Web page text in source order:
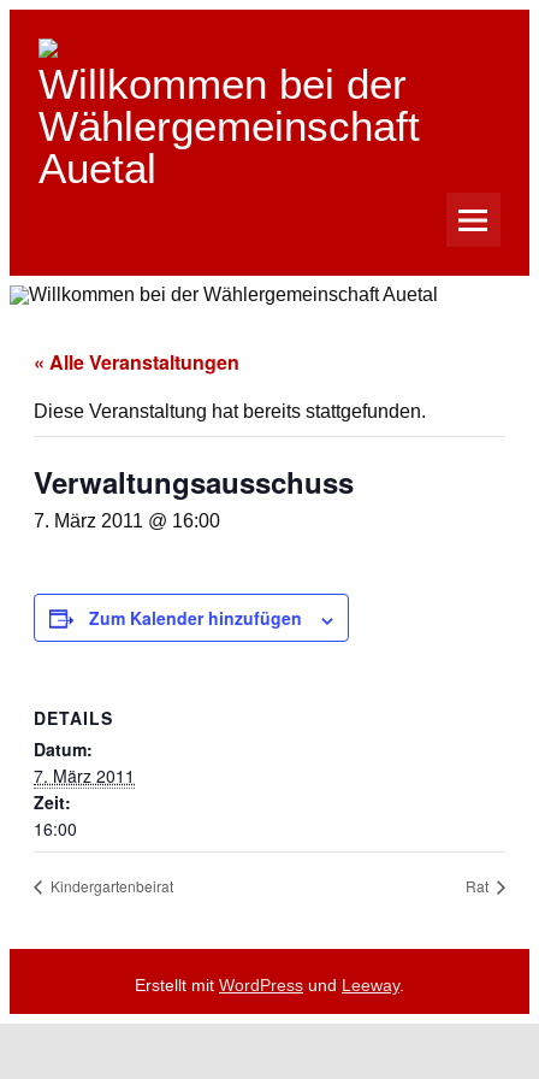
Skip
content
Willkommen bei der
Wählergemeinschaft
Auetal
« Alle Veranstaltungen
Diese Veranstaltung hat bereits stattgefunden.
Verwaltungsausschuss
7. März 2011 @ 16:00
Zum Kalender hinzufügen
DETAILS
Datum:
7. März 2011
Zeit:
16:00
Kindergartenbeirat Rat
Erstellt mit WordPress und Leeway.